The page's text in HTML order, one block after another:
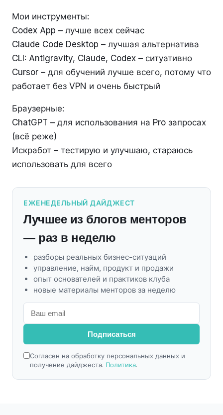
Мои инструменты:
Codex App – лучше всех сейчас
Claude Code Desktop – лучшая альтернатива
CLI: Antigravity, Claude, Codex – ситуативно
Cursor – для обучений лучше всего, потому что
работает без VPN и очень быстрый
Браузерные:
ChatGPT – для использования на Pro запросах
(всё реже)
Искработ – тестирую и улучшаю, стараюсь
использовать для всего
ЕЖЕНЕДЕЛЬНЫЙ ДАЙДЖЕСТ
Лучшее из блогов менторов
— раз в неделю
разборы реальных бизнес-ситуаций
управление, найм, продукт и продажи
опыт основателей и практиков клуба
новые материалы менторов за неделю
Подписаться
Согласен на обработку персональных данных и
получение дайджеста. Политика.